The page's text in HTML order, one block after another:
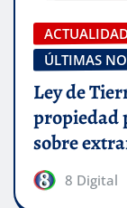
ACTUALIDAD
ÚLTIMAS
Ley de
propiedad
sobre
8 Digital